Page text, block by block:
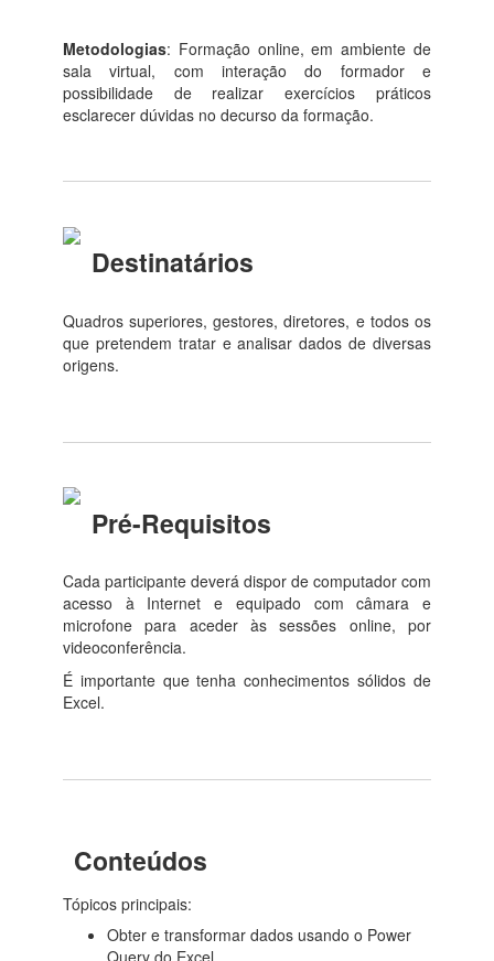
Metodologias: Formação online, em ambiente de
sala virtual, com interação do formador e
possibilidade de realizar exercícios práticos
esclarecer dúvidas no decurso da formação.
Destinatários
Quadros superiores, gestores, diretores, e todos os
que pretendem tratar e analisar dados de diversas
origens.
Pré-Requisitos
Cada participante deverá dispor de computador com
acesso à Internet e equipado com câmara e
microfone para aceder às sessões online, por
videoconferência.
É importante que tenha conhecimentos sólidos de
Excel.
Conteúdos
Tópicos principais:
Obter e transformar dados usando o Power